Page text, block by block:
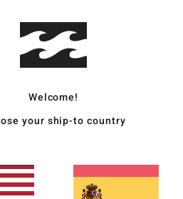
Welcome!
your ship-to country